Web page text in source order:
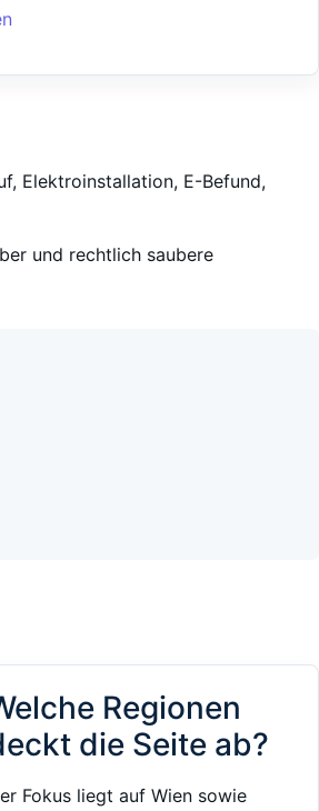
Elektroinstallation, E-Befund,
und rechtlich saubere
Regionen
die Seite ab?
Fokus liegt auf Wien sowie